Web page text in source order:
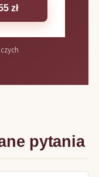
zł
pytania